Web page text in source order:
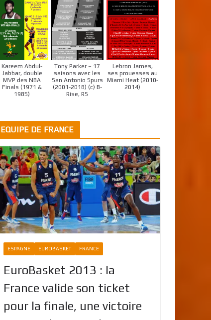
Kareem Abdul-
Jabbar, double
MVP des NBA
Finals (1971 &
1985)
Tony Parker – 17
saisons avec les
San Antonio Spurs
(2001-2018) (c) B-
Rise, RS
Lebron James,
ses prouesses au
Miami Heat (2010-
2014)
EQUIPE DE FRANCE
ESPAGNE EUROBASKET FRANCE
EuroBasket 2013 : la
France valide son ticket
pour la finale, une victoire